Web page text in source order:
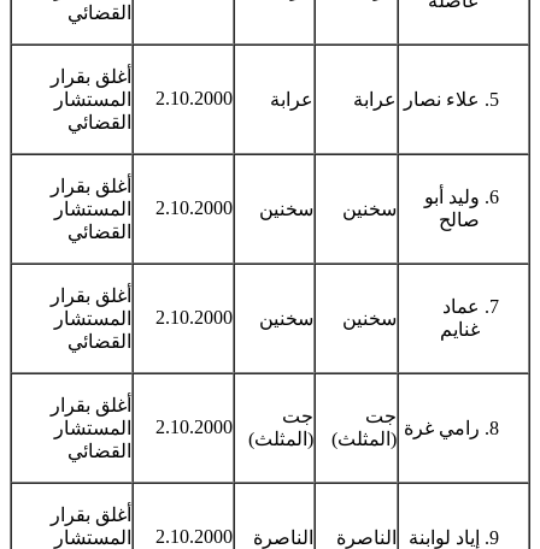
القضائي
علاء نصار عرابة عرابة 2.10.2000
أغلق بقرار
المستشار
القضائي
وليد أبو
صالح
سخنين سخنين 2.10.2000
أغلق بقرار
المستشار
القضائي
عماد
غنايم
سخنين سخنين 2.10.2000
أغلق بقرار
المستشار
القضائي
رامي غرة
جت
(المثلث)
جت
(المثلث)
2.10.2000
أغلق بقرار
المستشار
القضائي
إياد لوابنة الناصرة الناصرة 2.10.2000
أغلق بقرار
المستشار